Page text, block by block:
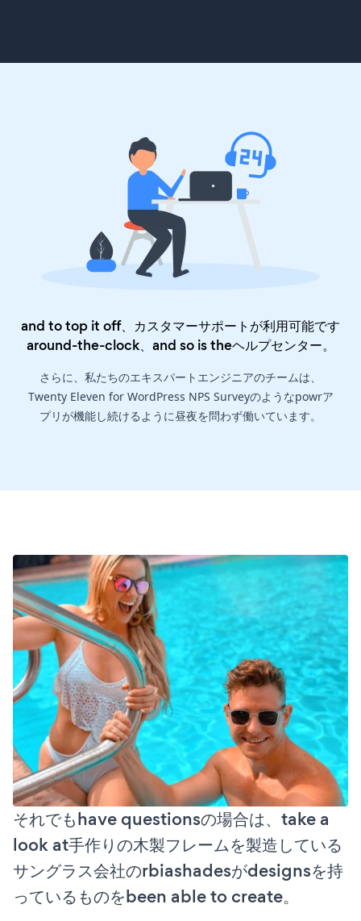
and to top it off、カスタマーサポートが利用可能です
around-the-clock、and so is theヘルプセンター。
さらに、私たちのエキスパートエンジニアのチームは、
Twenty Eleven for WordPress NPS Surveyのようなpowrア
プリが機能し続けるように昼夜を問わず働いています。
それでもhave questionsの場合は、take a
look at手作りの木製フレームを製造している
サングラス会社のrbiashadesがdesignsを持
っているものをbeen able to create。